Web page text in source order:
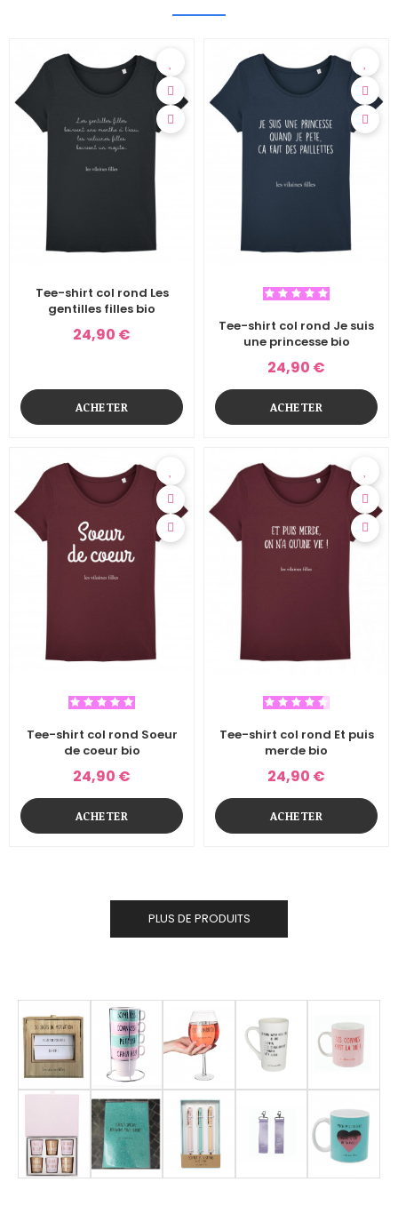
Tee-shirt col rond Les
gentilles filles bio
24,90 €
ACHETER
Tee-shirt col rond Je suis
une princesse bio
24,90 €
ACHETER
Tee-shirt col rond Soeur
de coeur bio
24,90 €
ACHETER
Tee-shirt col rond Et puis
merde bio
24,90 €
ACHETER
PLUS DE PRODUITS